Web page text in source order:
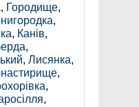
, Городище,
,
, Канів,
,
, Лисянка,
,
,
,